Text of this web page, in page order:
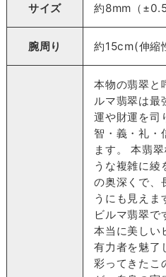
サイズ 約8mm（
腕周り 約15cm(伸縮
本物の翡翠と
ルマ翡翠は最
運や財運を司
智・義・礼・
ます。 本翡
うな複雑に綾
の奥深くで、
うにも見えま
ビルマ翡翠で
本当に美しい
有力者を魅了
彩ってきたこ